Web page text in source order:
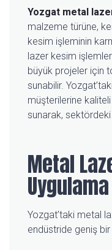
Yozgat metal
malzeme türüne,
kesim işleminin
lazer kesim
büyük projeler için
sunabilir.
müşterilerine
sunarak, sektördeki
Metal
Yozgat’taki metal
endüstride geniş